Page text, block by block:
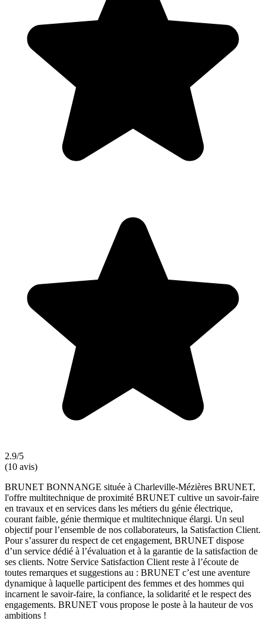
2.9/5
(10 avis)
BRUNET BONNANGE située à Charleville-Mézières BRUNET,
l'offre multitechnique de proximité BRUNET cultive un savoir-faire
en travaux et en services dans les métiers du génie électrique,
courant faible, génie thermique et multitechnique élargi. Un seul
objectif pour l’ensemble de nos collaborateurs, la Satisfaction Client.
Pour s’assurer du respect de cet engagement, BRUNET dispose
d’un service dédié à l’évaluation et à la garantie de la satisfaction de
ses clients. Notre Service Satisfaction Client reste à l’écoute de
toutes remarques et suggestions au : BRUNET c’est une aventure
dynamique à laquelle participent des femmes et des hommes qui
incarnent le savoir-faire, la confiance, la solidarité et le respect des
engagements. BRUNET vous propose le poste à la hauteur de vos
ambitions !